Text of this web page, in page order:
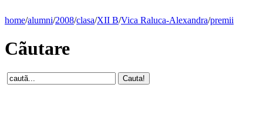
home/alumni/2008/clasa/XII B/Vica Raluca-Alexandra/premii
Cãutare